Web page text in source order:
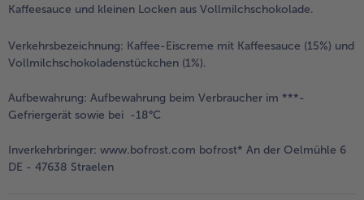
Kaffeesauce und kleinen Locken aus Vollmilchschokolade.
Verkehrsbezeichnung: Kaffee-Eiscreme mit Kaffeesauce (15%) und
Vollmilchschokoladenstückchen (1%).
Aufbewahrung: Aufbewahrung beim Verbraucher im ***-
Gefriergerät sowie bei -18°C
Inverkehrbringer: www.bofrost.com bofrost* An der Oelmühle 6
DE - 47638 Straelen